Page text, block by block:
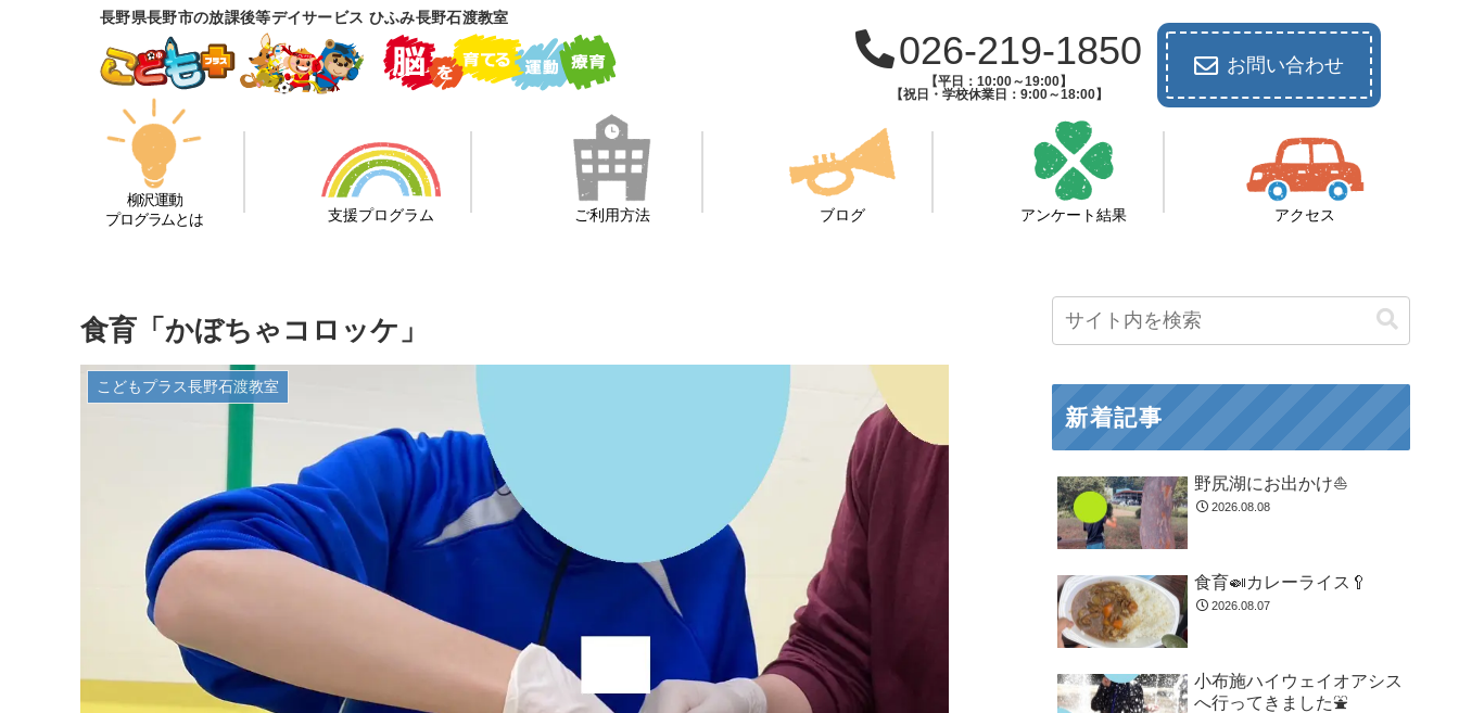
長野県長野市の放課後等デイサービス ひふみ長野石渡教室
026-219-1850
【平日：10:00～19:00】
【祝日・学校休業日：9:00～18:00】
お問い合わせ
柳沢運動
プログラムとは
支援プログラム ご利用方法 ブログ アンケート結果 アクセス
食育「かぼちゃコロッケ」
こどもプラス長野石渡教室
新着記事
野尻湖にお出かけ⛵
2026.08.08
食育🍛カレーライス🥄
2026.08.07
小布施ハイウェイオアシス
へ行ってきました⛲